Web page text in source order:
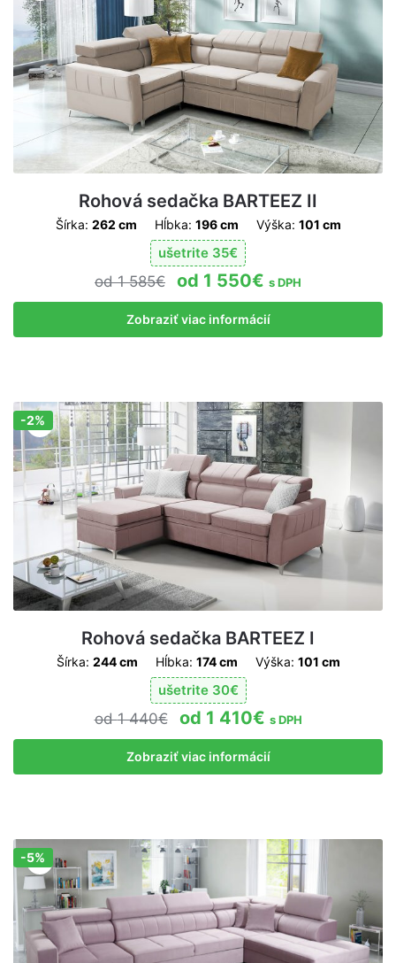
Rohová sedačka BARTEEZ II
Šírka: 262 cm Hĺbka: 196 cm Výška: 101 cm
ušetrite 35€
1 585€ 1 550€ s DPH
Zobraziť viac informácií
Zľava!
-2%
Rohová sedačka BARTEEZ I
Šírka: 244 cm Hĺbka: 174 cm Výška: 101 cm
ušetrite 30€
1 440€ 1 410€ s DPH
Zobraziť viac informácií
Zľava!
-5%